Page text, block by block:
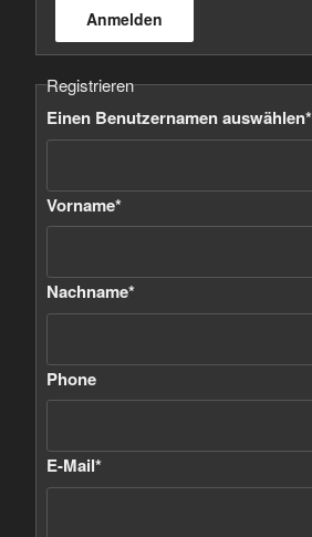
Registrieren
Einen Benutzernamen auswählen*
Vorname*
Nachname*
Phone
E-Mail*